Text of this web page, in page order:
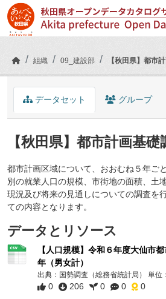
Skip to main content
組織 09_建設部 【秋田県】都市
データセット グループ
【秋田県】都市計画基礎
都市計画区域について、おおむね５年ご
別の就業人口の規模、市街地の面積、土
現況及び将来の見通しについての調査を
ての内容となります。
データとリソース
【人口規模】令和６年度大仙市
年（男女計）
出典：国勢調査（総務省統計局） 単位
0 206 0 0 0